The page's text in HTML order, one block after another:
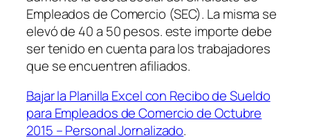
Empleados de Comercio (SEC). La misma se
elevó de 40 a 50 pesos. este importe debe
ser tenido en cuenta para los trabajadores
que se encuentren afiliados.
Bajar la Planilla Excel con Recibo de Sueldo
para Empleados de Comercio de Octubre
2015 – Personal Jornalizado.